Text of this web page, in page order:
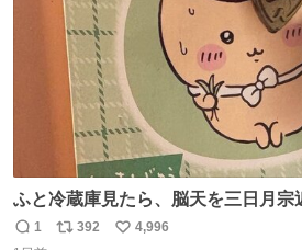
ふと冷蔵庫見たら、脳天を三日月宗
りまんじゅうパイセンが
返
1
リ
392
い
4,996